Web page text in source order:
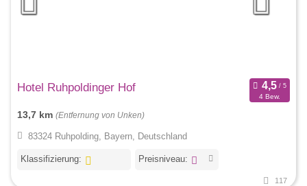
Hotel Ruhpoldinger Hof
4 Bew.
13,7 km (Entfernung von Unken)
83324 Ruhpolding, Bayern, Deutschland
Klassifizierung: Preisniveau:
117